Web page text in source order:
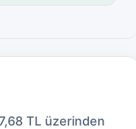
TL üzerinden